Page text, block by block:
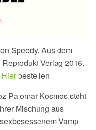
Speedy. Aus dem
Verlag 2016.
Hierbestellen
Palomar-Kosmos steht
Mischung aus
Vamp